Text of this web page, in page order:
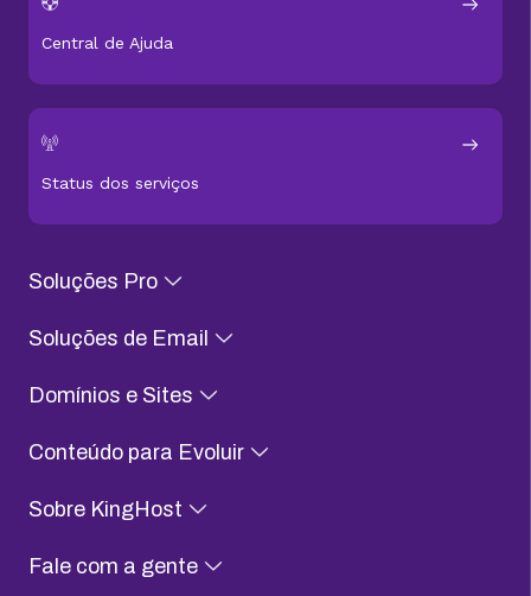
Central de Ajuda
Status dos serviços
Soluções Pro
Soluções de Email
Domínios e Sites
Conteúdo para Evoluir
Sobre KingHost
Fale com a gente